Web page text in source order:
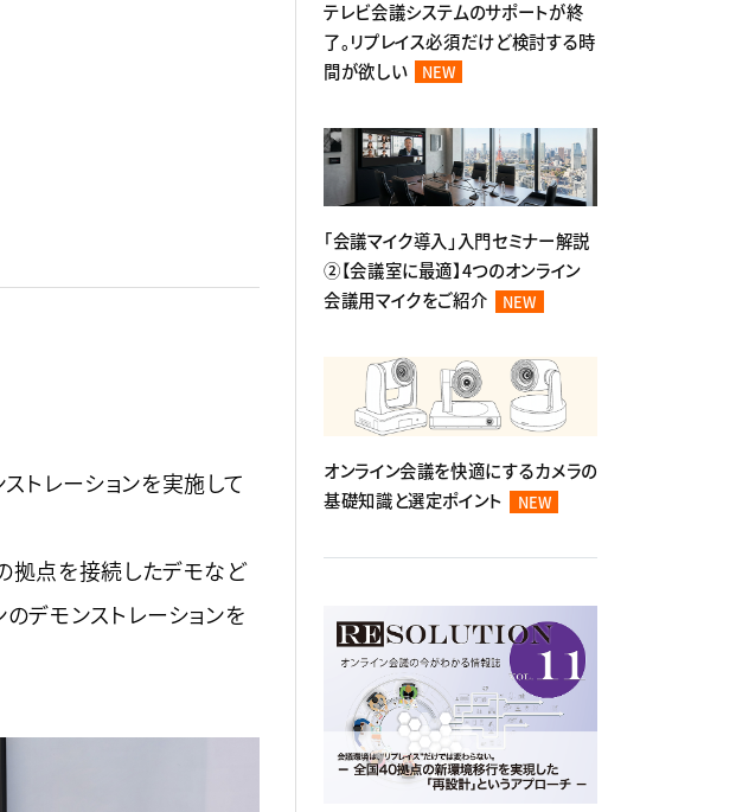
トレーションを実施して
拠点を接続したデモなど
デモンストレーションを
テレビ会議システムのサポートが終
了。リプレイス必須だけど検討する時
間が欲しい
NEW
「会議マイク導入」入門セミナー解説
②【会議室に最適】4つのオンライン
会議用マイクをご紹介
NEW
オンライン会議を快適にするカメラの
基礎知識と選定ポイント
NEW